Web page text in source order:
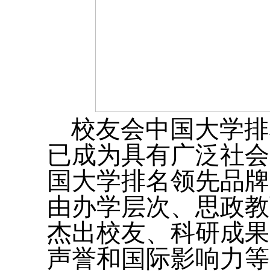
校友会中国大学
已成为具有广泛社
国大学排名领先品
由办学层次、思政
杰出校友、科研成
声誉和国际影响力